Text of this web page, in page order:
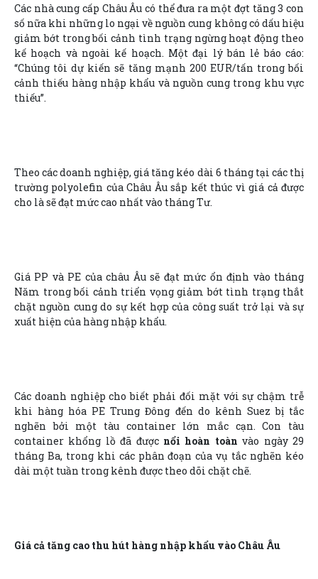
Các nhà cung cấp Châu Âu có thể đưa ra một đợt tăng 3 con
số nữa khi những lo ngại về nguồn cung không có dấu hiệu
giảm bớt trong bối cảnh tình trạng ngừng hoạt động theo
kế hoạch và ngoài kế hoạch. Một đại lý bán lẻ báo cáo:
“Chúng tôi dự kiến sẽ tăng mạnh 200 EUR/tấn trong bối
cảnh thiếu hàng nhập khẩu và nguồn cung trong khu vực
thiếu”.
Theo các doanh nghiệp, giá tăng kéo dài 6 tháng tại các thị
trường polyolefin của Châu Âu sắp kết thúc vì giá cả được
cho là sẽ đạt mức cao nhất vào tháng Tư.
Giá PP và PE của châu Âu sẽ đạt mức ổn định vào tháng
Năm trong bối cảnh triển vọng giảm bớt tình trạng thắt
chặt nguồn cung do sự kết hợp của công suất trở lại và sự
xuất hiện của hàng nhập khẩu.
Các doanh nghiệp cho biết phải đối mặt với sự chậm trễ
khi hàng hóa PE Trung Đông đến do kênh Suez bị tắc
nghẽn bởi một tàu container lớn mắc cạn. Con tàu
container khổng lồ đã được nổi hoàn toànvào ngày 29
tháng Ba, trong khi các phân đoạn của vụ tắc nghẽn kéo
dài một tuần trong kênh được theo dõi chặt chẽ.
Giá cả tăng cao thu hút hàng nhập khẩu vào Châu Âu